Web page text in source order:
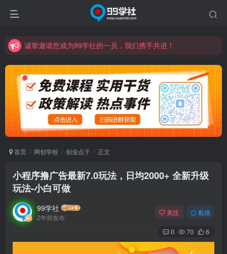
诚挚邀请您成为99学社的一员，我们携手共进！
诚挚邀请您成为99学社的一员，我们携手共进！
学习路上不孤独，99学社与你同行！分享全网优质VIP资源，炒股教程、创业教程、网络营销教程、自媒体短视频教程等，长期更新各大精品创业项目！
首页 网创学校 创业点子 正文
小程序撸广告最新7.0玩法，日均2000+ 全新升级
玩法-小白可做
99学社
2年前发布
关注 私信
0 70 6